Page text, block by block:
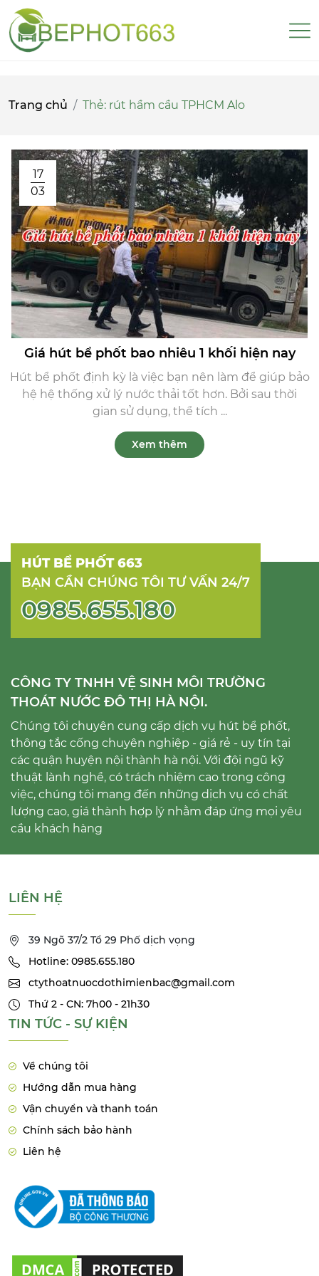
Trang chủ Thẻ: rút hầm cầu TPHCM Alo
17
03
Giá hút bể phốt bao nhiêu 1 khối hiện nay
Hút bể phốt định kỳ là việc bạn nên làm để giúp bảo
hệ hệ thống xử lý nước thải tốt hơn. Bởi sau thời
gian sử dụng, thể tích ...
Xem thêm
HÚT BỂ PHỐT 663
BẠN CẦN CHÚNG TÔI TƯ VẤN 24/7
0985.655.180
CÔNG TY TNHH VỆ SINH MÔI TRƯỜNG
THOÁT NƯỚC ĐÔ THỊ HÀ NỘI.
Chúng tôi chuyên cung cấp dịch vụ hút bể phốt,
thông tắc cống chuyên nghiệp - giá rẻ - uy tín tại
các quận huyện nội thành hà nội. Với đội ngũ kỹ
thuật lành nghề, có trách nhiệm cao trong công
việc, chúng tôi mang đến những dịch vụ có chất
lượng cao, giá thành hợp lý nhằm đáp ứng mọi yêu
cầu khách hàng
LIÊN HỆ
39 Ngõ 37/2 Tổ 29 Phố dịch vọng
Hotline: 0985.655.180
ctythoatnuocdothimienbac@gmail.com
Thứ 2 - CN: 7h00 - 21h30
TIN TỨC - SỰ KIỆN
Về chúng tôi
Hướng dẫn mua hàng
Vận chuyển và thanh toán
Chính sách bảo hành
Liên hệ